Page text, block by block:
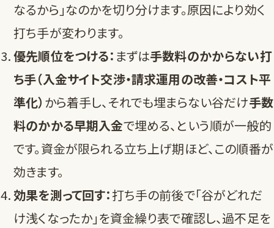
なるから」なのかを切り分けます。原因により効く
打ち手が変わります。
優先順位をつける： まずは手数料のかからない打
ち手（入金サイト交渉・請求運用の改善・コスト平
準化） から着手し、それでも埋まらない谷だけ手数
料のかかる早期入金で埋める、という順が一般的
です。資金が限られる立ち上げ期ほど、この順番が
効きます。
効果を測って回す：打ち手の前後で「谷がどれだ
け浅くなったか」を資金繰り表で確認し、過不足を